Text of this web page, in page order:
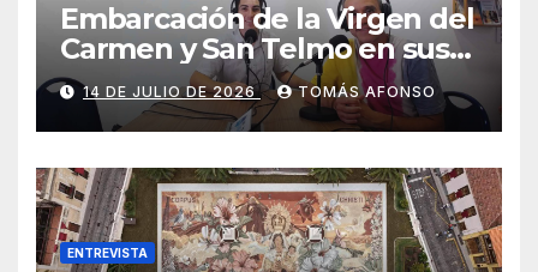
Embarcación de la Virgen del
Carmen y San Telmo en sus
falúas 2026
14 DE JULIO DE 2026 TOMÁS AFONSO
ENTREVISTA